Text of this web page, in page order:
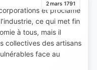
2 mars 1791
et proclame
ce qui met fin
à tous, mais il
collectives des artisans
face au